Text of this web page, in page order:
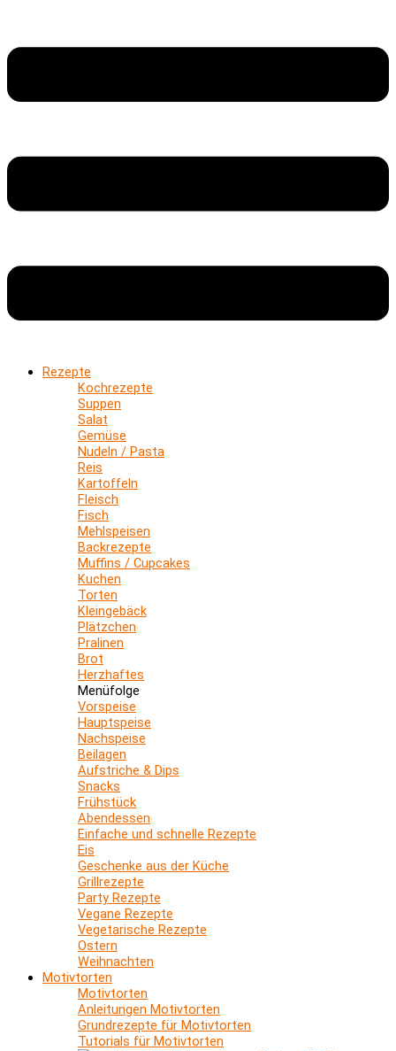
Rezepte
Kochrezepte
Suppen
Salat
Gemüse
Nudeln / Pasta
Reis
Kartoffeln
Fleisch
Fisch
Mehlspeisen
Backrezepte
Muffins / Cupcakes
Kuchen
Torten
Kleingebäck
Plätzchen
Pralinen
Brot
Herzhaftes
Menüfolge
Vorspeise
Hauptspeise
Nachspeise
Beilagen
Aufstriche & Dips
Snacks
Frühstück
Abendessen
Einfache und schnelle Rezepte
Eis
Geschenke aus der Küche
Grillrezepte
Party Rezepte
Vegane Rezepte
Vegetarische Rezepte
Ostern
Weihnachten
Motivtorten
Motivtorten
Anleitungen Motivtorten
Grundrezepte für Motivtorten
Tutorials für Motivtorten